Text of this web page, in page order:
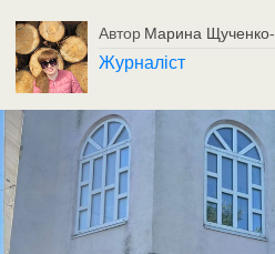
Автор Марина Щученко-
Журналіст